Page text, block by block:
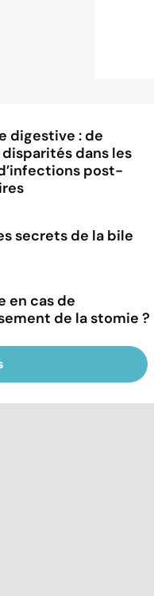
digestive : de
dans les
post-
secrets de la bile
en cas de
de la stomie ?